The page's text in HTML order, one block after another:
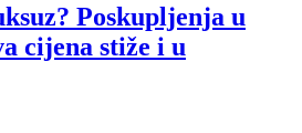
Poskupljenja u
cijena stiže i u